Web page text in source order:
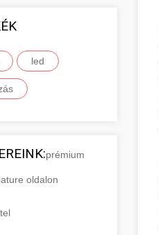
led
prémium
oldalon